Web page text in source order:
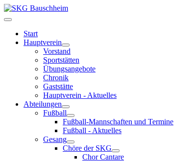
Start
Hauptverein
Vorstand
Sportstätten
Übungsangebote
Chronik
Gaststätte
Hauptverein - Aktuelles
Abteilungen
Fußball
Fußball-Mannschaften und Termine
Fußball - Aktuelles
Gesang
Chöre der SKG
Chor Cantare